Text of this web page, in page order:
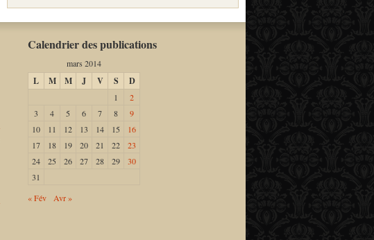
Calendrier des publications
mars 2014
L M M J V S D
1
2
3
4 5 6 7 8
9
10
11 12 13 14 15
16
17
18 19 20 21 22
23
24
25 26 27 28 29
30
31
« Fév
Avr »